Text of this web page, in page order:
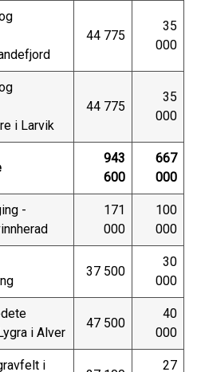
44 775
35
000
i Larvik
44 775
35
000
943
600
667
000
-
171
000
100
000
37 500
30
000
i Alver
47 500
40
000
i
27